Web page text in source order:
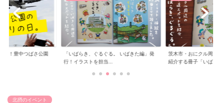
る！豊中つばさ公園
「いばらき、ぐるぐる。 いばきた編」発
行！イラストを担当...
茨木市・おにクル周辺
紹介する冊子「いば...
北摂のイベント